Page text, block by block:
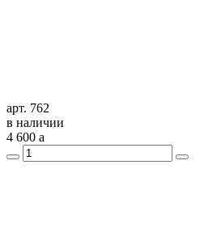
арт. 762
в наличии
4 600 a